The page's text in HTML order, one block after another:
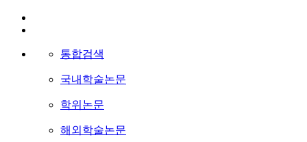
통합검색
국내학술논문
학위논문
해외학술논문